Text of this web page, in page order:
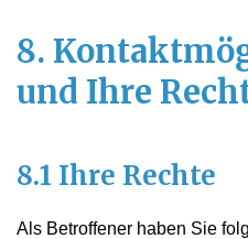
8.
und Ihre
8.1 Ihre Rechte
Als Betroffener haben Sie